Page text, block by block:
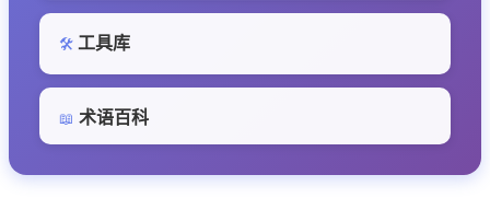
🛠️ 工具库
📖 术语百科